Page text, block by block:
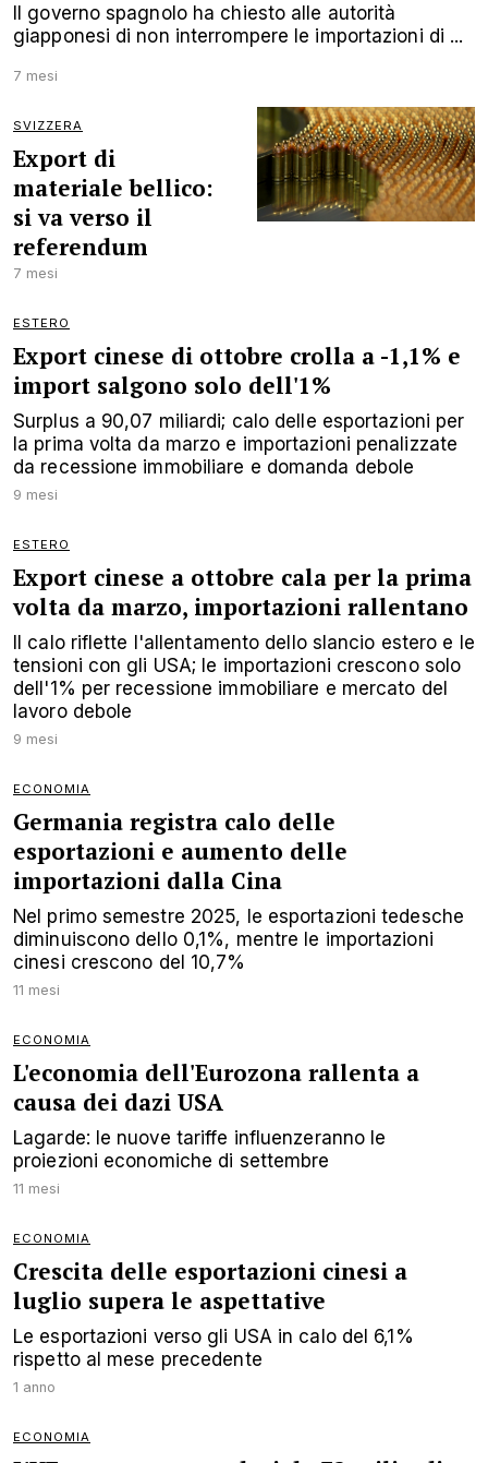
Il governo spagnolo ha chiesto alle autorità
giapponesi di non interrompere le importazioni di ...
7 mesi
SVIZZERA
Export di
materiale bellico:
si va verso il
referendum
7 mesi
ESTERO
Export cinese di ottobre crolla a -1,1% e
import salgono solo dell'1%
Surplus a 90,07 miliardi; calo delle esportazioni per
la prima volta da marzo e importazioni penalizzate
da recessione immobiliare e domanda debole
9 mesi
ESTERO
Export cinese a ottobre cala per la prima
volta da marzo, importazioni rallentano
Il calo riflette l'allentamento dello slancio estero e le
tensioni con gli USA; le importazioni crescono solo
dell'1% per recessione immobiliare e mercato del
lavoro debole
9 mesi
ECONOMIA
Germania registra calo delle
esportazioni e aumento delle
importazioni dalla Cina
Nel primo semestre 2025, le esportazioni tedesche
diminuiscono dello 0,1%, mentre le importazioni
cinesi crescono del 10,7%
11 mesi
ECONOMIA
L'economia dell'Eurozona rallenta a
causa dei dazi USA
Lagarde: le nuove tariffe influenzeranno le
proiezioni economiche di settembre
11 mesi
ECONOMIA
Crescita delle esportazioni cinesi a
luglio supera le aspettative
Le esportazioni verso gli USA in calo del 6,1%
rispetto al mese precedente
1 anno
ECONOMIA